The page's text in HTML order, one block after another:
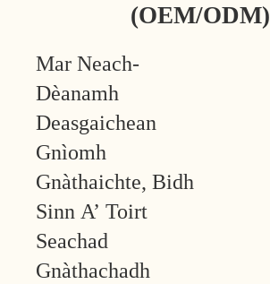
(OEM/ODM)
Mar Neach-
Dèanamh
Deasgaichean
Gnìomh
Gnàthaichte, Bidh
Sinn A’ Toirt
Seachad
Gnàthachadh